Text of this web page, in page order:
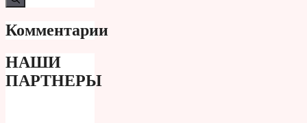
Комментарии
НАШИ
ПАРТНЕРЫ